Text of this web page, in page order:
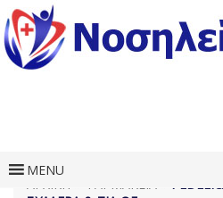
MENU